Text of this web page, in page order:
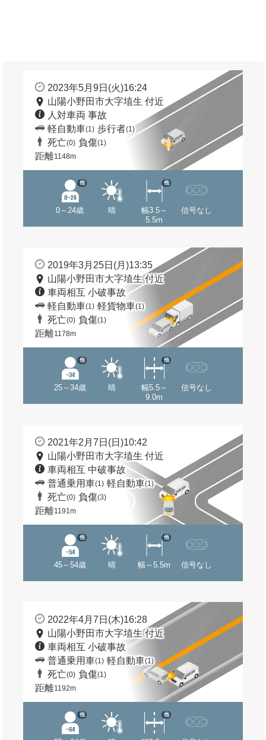
2023年5月9日(火)16:24
山陽小野田市大字埴生 付近
人対車両 事故
軽自動車(1) 歩行者(1)
死亡(0) 負傷(1)
距離1148m
0～24歳
他
晴
幅3.5～
5.5m
他
信号なし
2019年3月25日(月)13:35
山陽小野田市大字埴生 付近
車両相互 小破事故
軽自動車(1) 軽貨物車(1)
死亡(0) 負傷(1)
距離1178m
25～34歳
他
晴
幅5.5～
9.0m
他
信号なし
2021年2月7日(日)10:42
山陽小野田市大字埴生 付近
車両相互 中破事故
普通乗用車(1) 軽自動車(1)
死亡(0) 負傷(3)
距離1191m
45～54歳
他
晴 幅～5.5m
他
信号なし
2022年4月7日(木)16:28
山陽小野田市大字埴生 付近
車両相互 小破事故
普通乗用車(1) 軽自動車(1)
死亡(0) 負傷(1)
距離1192m
他 他